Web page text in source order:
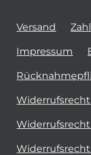
Versand
Impressum
Widerrufsrecht